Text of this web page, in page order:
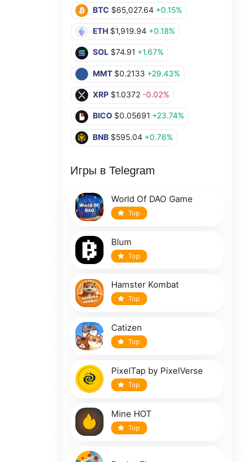
BTC $65,027.64 +0.15%
ETH $1,919.94 +0.18%
SOL $74.91 +1.67%
MMT $0.2133 +29.43%
XRP $1.0372 -0.02%
BICO $0.05691 +23.74%
BNB $595.04 +0.76%
Игры в Telegram
World Of DAO Game
Top
Blum
Top
Hamster Kombat
Top
Catizen
Top
PixelTap by PixelVerse
Top
Mine HOT
Top